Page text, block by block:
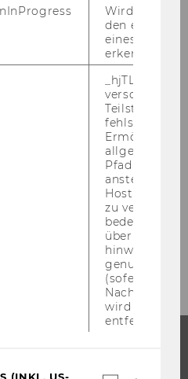
Wird
den ersten
eines
erkennen.
_hjTLDTest-
verschiedene
Teilstrings,
fehlschlägt.
Ermöglicht,
Pfad zu
anstelle des
Hostnamens
zu
bedeutet,
über
hinweg
genutzt
(sofern
Nach dieser
wird das
entfernt.
(INKL. US-